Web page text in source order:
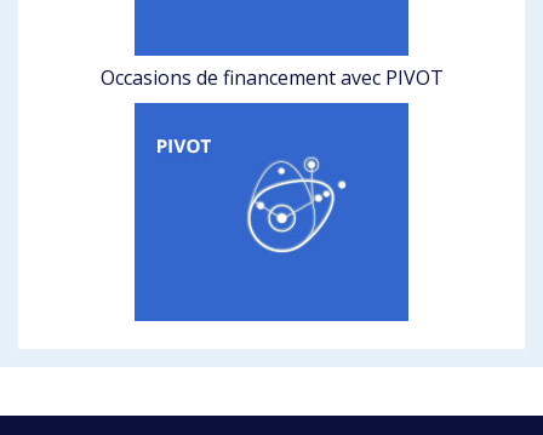
Occasions de financement avec PIVOT